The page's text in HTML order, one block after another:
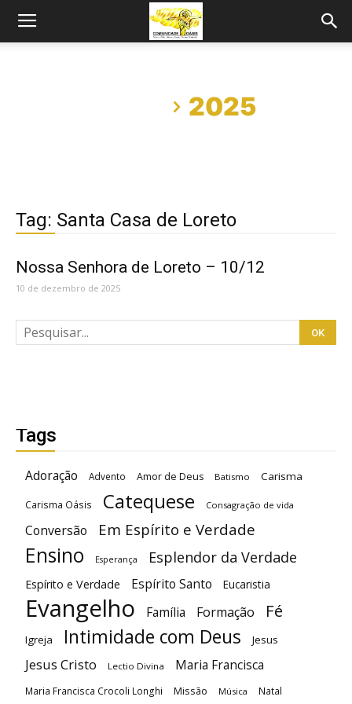
2025
Tag: Santa Casa de Loreto
Nossa Senhora de Loreto – 10/12
10 de dezembro de 2025
Tags
Adoração Advento Amor de Deus Batismo Carisma
Carisma Oásis Catequese Consagração de vida
Conversão Em Espírito e Verdade
Ensino Esperança Esplendor da Verdade
Espírito e Verdade Espírito Santo Eucaristia
Evangelho Família Formação Fé
Igreja Intimidade com Deus Jesus
Jesus Cristo Lectio Divina Maria Francisca
Maria Francisca Crocoli Longhi Missão Música Natal